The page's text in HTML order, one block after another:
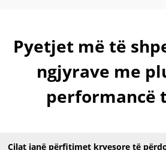
Pyetjet më të
ngjyrave me
performancë
Cilat janë përfitimet kryesore të